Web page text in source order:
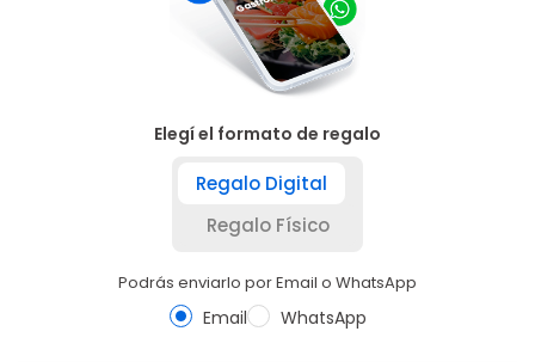
Elegí el formato de regalo
Regalo Digital
Regalo Físico
Podrás enviarlo por Email o WhatsApp
Email WhatsApp